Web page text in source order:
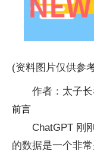
(资料图片仅供参
作者：太子
前言
ChatGPT 刚
的数据是一个非